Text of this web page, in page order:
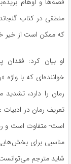
منطقی در کتاب
که ممکن است از خیر
او بیان کرد: فقدان
خواننده‌ای که با
رمان را دارد،
تعریف رمان در
است- متفاوت است و
مناسبی برای
شاید مترجم